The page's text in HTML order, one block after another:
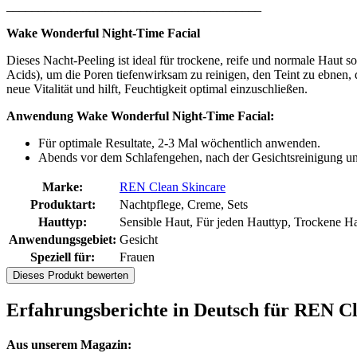
Wake Wonderful Night-Time Facial
Dieses Nacht-Peeling ist ideal für trockene, reife und normale Haut
Acids), um die Poren tiefenwirksam zu reinigen, den Teint zu
neue Vitalität und hilft, Feuchtigkeit optimal einzuschließen.
Anwendung Wake Wonderful Night-Time Facial:
Für optimale Resultate, 2-3 Mal wöchentlich anwenden.
Abends vor dem Schlafengehen, nach der Gesichtsreinigung
Marke:
REN Clean Skincare
Produktart:
Nachtpflege, Creme, Sets
Hauttyp:
Sensible Haut, Für jeden Hauttyp, Trockene
Anwendungsgebiet: Gesicht
Speziell für:
Frauen
Dieses Produkt bewerten
Erfahrungsberichte in Deutsch für REN
Aus unserem Magazin: